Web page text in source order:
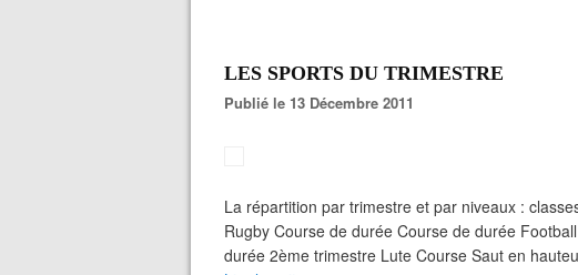
LES SPORTS DU TRIMESTRE
Publié le 13 Décembre 2011
La répartition par trimestre et par niveaux :
Rugby Course de durée Course de durée
durée 2ème trimestre Lute Course Saut en